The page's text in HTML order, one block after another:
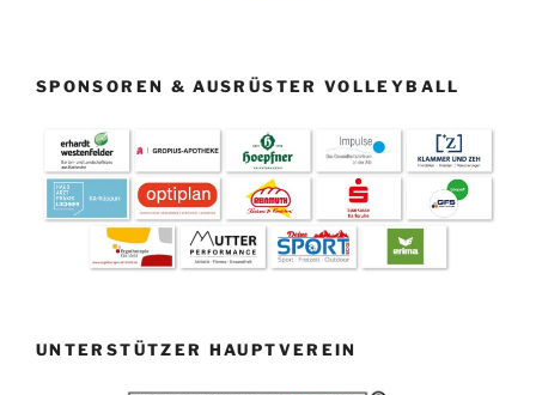
SPONSOREN & AUSRÜSTER VOLLEYBALL
UNTERSTÜTZER HAUPTVEREIN